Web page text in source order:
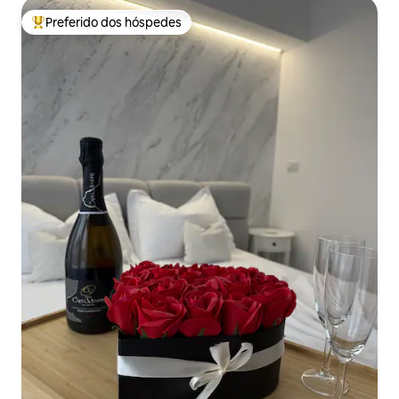
Entre os melhores preferidos dos hóspedes
Preferido dos hóspedes